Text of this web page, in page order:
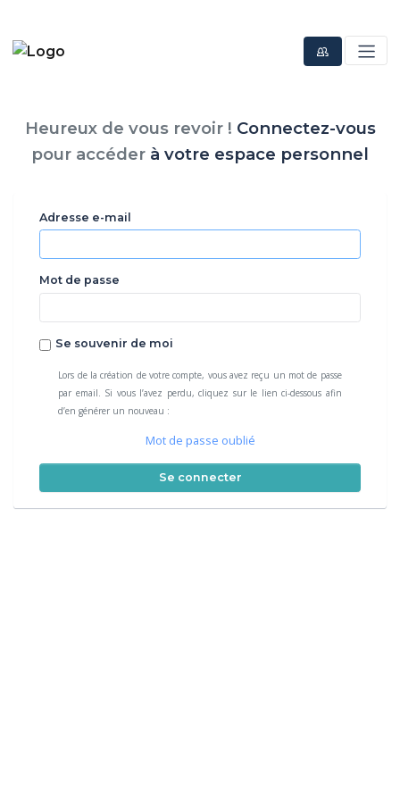
Heureux de vous revoir ! Connectez-vous
pour accéder à votre espace personnel
Adresse e-mail
Mot de passe
Se souvenir de moi
Lors de la création de votre compte, vous avez reçu un mot de passe
par email. Si vous l’avez perdu, cliquez sur le lien ci-dessous afin
d’en générer un nouveau :
Mot de passe oublié
Se connecter